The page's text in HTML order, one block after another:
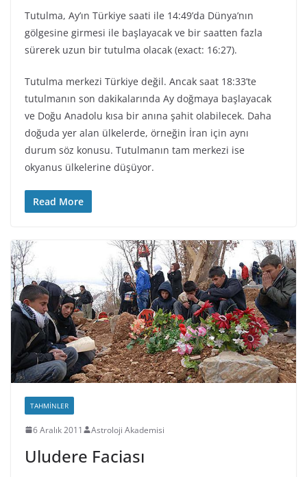
Tutulma, Ay’ın Türkiye saati ile 14:49’da Dünya’nın
gölgesine girmesi ile başlayacak ve bir saatten fazla
sürerek uzun bir tutulma olacak (exact: 16:27).
Tutulma merkezi Türkiye değil. Ancak saat 18:33’te
tutulmanın son dakikalarında Ay doğmaya başlayacak
ve Doğu Anadolu kısa bir anına şahit olabilecek. Daha
doğuda yer alan ülkelerde, örneğin İran için aynı
durum söz konusu. Tutulmanın tam merkezi ise
okyanus ülkelerine düşüyor.
Read More
TAHMINLER
6 Aralık 2011 Astroloji Akademisi
Uludere Faciası